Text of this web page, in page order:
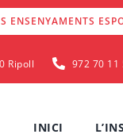
ENSENYAMENTS
Ripoll 972 70 11
INICI